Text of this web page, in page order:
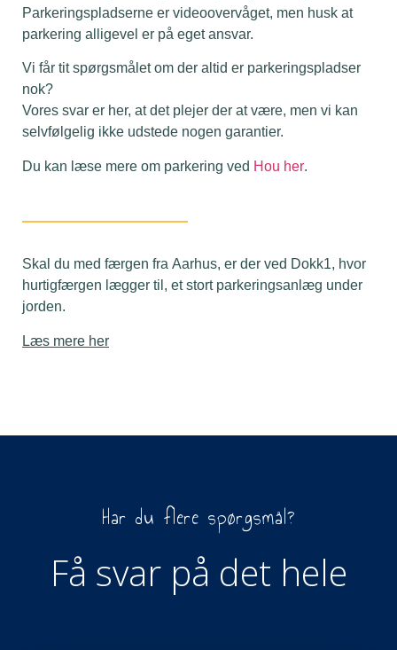
Parkeringspladserne er videoovervåget, men husk at
parkering alligevel er på eget ansvar.
Vi får tit spørgsmålet om der altid er parkeringspladser
nok?
Vores svar er her, at det plejer der at være, men vi kan
selvfølgelig ikke udstede nogen garantier.
Du kan læse mere om parkering ved Hou her.
Skal du med færgen fra Aarhus, er der ved Dokk1, hvor
hurtigfærgen lægger til, et stort parkeringsanlæg under
jorden.
Læs mere her
Har du flere spørgsmål?
Få svar på det hele